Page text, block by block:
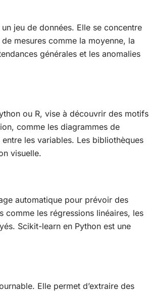
jeu de données. Elle se concentre
mesures comme la moyenne, la
générales et les anomalies
ou R, vise à découvrir des motifs
comme les diagrammes de
les variables. Les bibliothèques
visuelle.
automatique pour prévoir des
comme les régressions linéaires, les
Scikit-learn en Python est une
Elle permet d’extraire des